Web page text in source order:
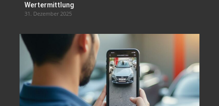
Wertermittlung
31. Dezember 2025